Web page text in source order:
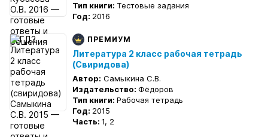
Тип книги: Тестовые задания
Год: 2016
ПРЕМИУМ
Литература 2 класс рабочая тетрадь
(Свиридова)
Автор: Самыкина С.В.
Издательство: Фёдоров
Тип книги: Рабочая тетрадь
Год: 2015
Часть: 1, 2